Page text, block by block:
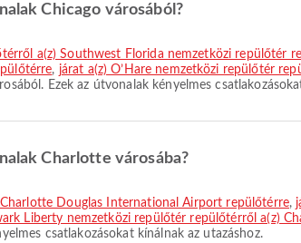
Chicago városából?
a(z) Southwest Florida nemzetközi repülőtér
, járat a(z) O’Hare nemzetközi repülőtér
Ezek az útvonalak kényelmes
Charlotte városába?
Douglas International Airport repülőtérre,
Liberty nemzetközi repülőtér repülőtérről a(z)
csatlakozásokat kínálnak az utazáshoz.